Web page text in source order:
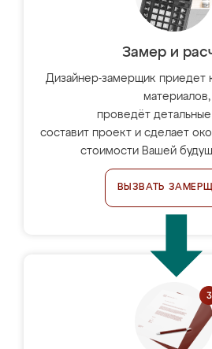
Замер и
Дизайнер-замерщик приедет
материалов,
проведёт
составит проект и сделает
стоимости Вашей
ВЫЗВАТЬ